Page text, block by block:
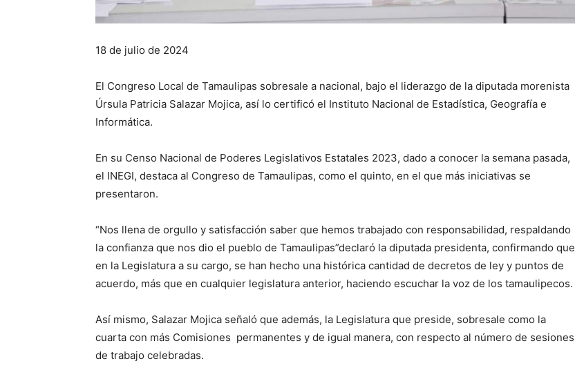
18 de julio de 2024
El Congreso Local de Tamaulipas sobresale a nacional, bajo el liderazgo de la diputada morenista
Úrsula Patricia Salazar Mojica, así lo certificó el Instituto Nacional de Estadística, Geografía e
Informática.
En su Censo Nacional de Poderes Legislativos Estatales 2023, dado a conocer la semana pasada,
el INEGI, destaca al Congreso de Tamaulipas, como el quinto, en el que más iniciativas se
presentaron.
“Nos llena de orgullo y satisfacción saber que hemos trabajado con responsabilidad, respaldando
la confianza que nos dio el pueblo de Tamaulipas”declaró la diputada presidenta, confirmando que
en la Legislatura a su cargo, se han hecho una histórica cantidad de decretos de ley y puntos de
acuerdo, más que en cualquier legislatura anterior, haciendo escuchar la voz de los tamaulipecos.
Así mismo, Salazar Mojica señaló que además, la Legislatura que preside, sobresale como la
cuarta con más Comisiones permanentes y de igual manera, con respecto al número de sesiones
de trabajo celebradas.